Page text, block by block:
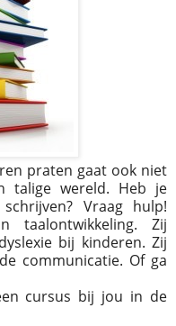
praten gaat ook niet
talige wereld. Heb je
Vraag hulp!
taalontwikkeling. Zij
bij kinderen. Zij
communicatie. Of ga
cursus bij jou in de